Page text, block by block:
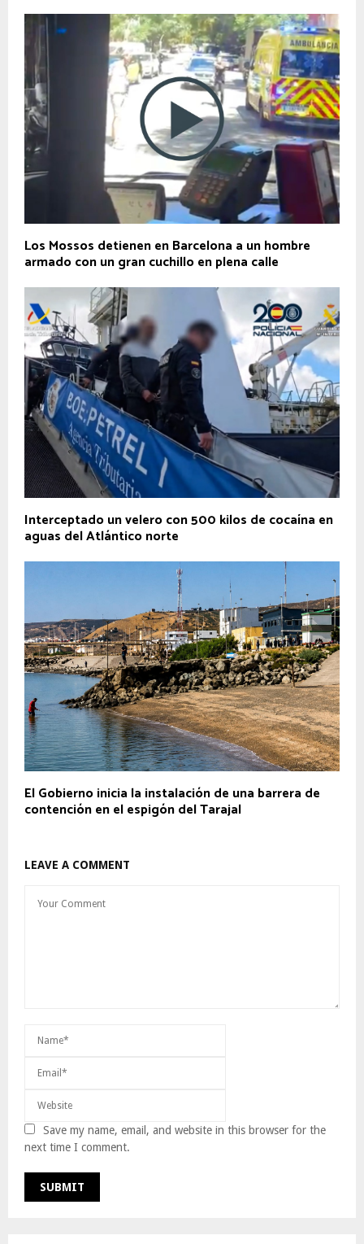
Los Mossos detienen en Barcelona a un hombre
armado con un gran cuchillo en plena calle
Interceptado un velero con 500 kilos de cocaína en
aguas del Atlántico norte
El Gobierno inicia la instalación de una barrera de
contención en el espigón del Tarajal
LEAVE A COMMENT
Save my name, email, and website in this browser for the
next time I comment.